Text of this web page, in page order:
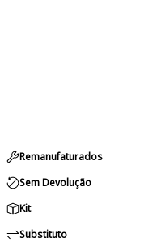
Remanufaturados
Sem Devolução
Kit
Substituto